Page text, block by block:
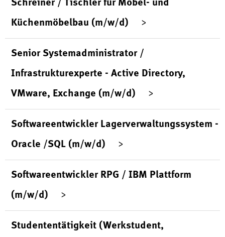
Schreiner / Tischler für Möbel- und
Küchenmöbelbau (m/w/d)
Senior Systemadministrator /
Infrastrukturexperte - Active Directory,
VMware, Exchange (m/w/d)
Softwareentwickler Lagerverwaltungssystem -
Oracle /SQL (m/w/d)
Softwareentwickler RPG / IBM Plattform
(m/w/d)
Studententätigkeit (Werkstudent,